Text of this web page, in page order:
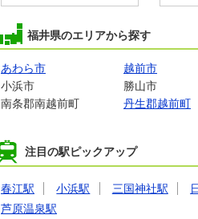
福井県のエリアから探す
あわら市
越前市
小浜市
勝山市
南条郡南越前町
丹生郡越前町
注目の駅ピックアップ
春江駅 小浜駅 三国神社駅
芦原温泉駅